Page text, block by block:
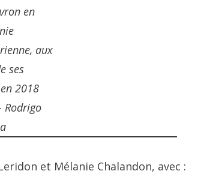
en
aux
ses
2018
Rodrigo
et Mélanie Chalandon, avec :